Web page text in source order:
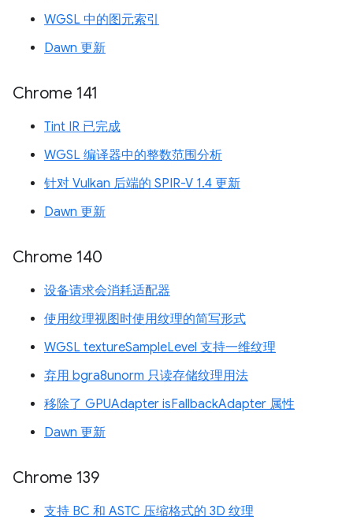
WGSL 中的图元索引
Dawn 更新
Chrome 141
Tint IR 已完成
WGSL 编译器中的整数范围分析
针对 Vulkan 后端的 SPIR-V 1.4 更新
Dawn 更新
Chrome 140
设备请求会消耗适配器
使用纹理视图时使用纹理的简写形式
WGSL textureSampleLevel 支持一维纹理
弃用 bgra8unorm 只读存储纹理用法
移除了 GPUAdapter isFallbackAdapter 属性
Dawn 更新
Chrome 139
支持 BC 和 ASTC 压缩格式的 3D 纹理